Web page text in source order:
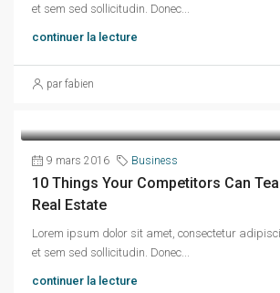
et sem sed sollicitudin. Donec...
continuer la lecture
par fabien
9 mars 2016 Business
10 Things Your Competitors Can
Real Estate
Lorem ipsum dolor sit amet, consectetur
et sem sed sollicitudin. Donec...
continuer la lecture